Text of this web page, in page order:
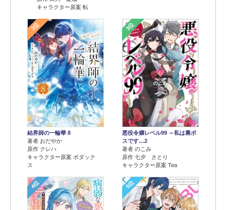
キャラクター原案 転
2位
結界師の一輪華 8
著者 おだやか
原作 クレハ
キャラクター原案 ボダック
ス
3位
悪役令嬢レベル99 ～私は裏ボ
スです…2
著者 のこみ
原作 七夕 さとり
キャラクター原案 Tea
4位 5位